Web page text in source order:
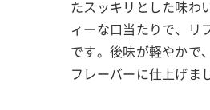
たスッキリとした味わ
ィーな口当たりで、リ
です。後味が軽やかで
フレーバーに仕上げま